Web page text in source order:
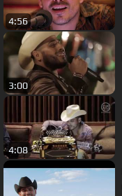
4:56
3:00
4:08